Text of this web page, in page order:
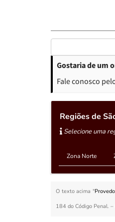
Gostaria de um
Fale conosco
Regiões de
Selecione uma
Zona Norte
O texto acima "
184 do Código Penal. –